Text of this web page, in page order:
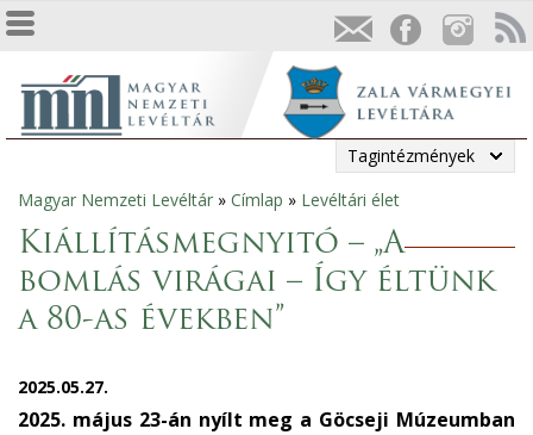
Tagintézmények
Jelenlegi
hely
Magyar Nemzeti Levéltár » Címlap » Levéltári élet
Kiállításmegnyitó – „A
bomlás virágai – Így éltünk
a 80-as években”
2025.05.27.
2025. május 23-án nyílt meg a Göcseji Múzeumban